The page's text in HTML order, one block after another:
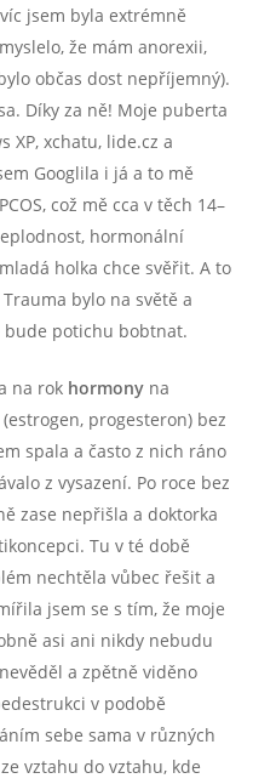
jsem byla extrémně
že mám anorexii,
občas dost nepříjemný).
Díky za ně! Moje puberta
XP, xchatu, lide.cz a
Googlila i já a to mě
což mě cca v těch 14–
hormonální
holka chce svěřit. A to
bylo na světě a
bude potichu bobtnat.
na rok hormonyna
progesteron) bez
spala a často z nich ráno
z vysazení. Po roce bez
zase nepřišla a doktorka
Tu v té době
nechtěla vůbec řešit a
jsem se s tím, že moje
asi ani nikdy nebudu
a zpětně viděno
v podobě
sebe sama v různých
vztahu do vztahu, kde